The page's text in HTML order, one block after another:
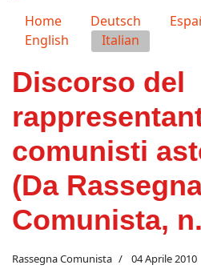
Seleziona la tua lingua
Home Deutsch
English
Italian
Discorso del
comunisti
(Da
Comunista,
Rassegna Comunista 04 Aprile 2010